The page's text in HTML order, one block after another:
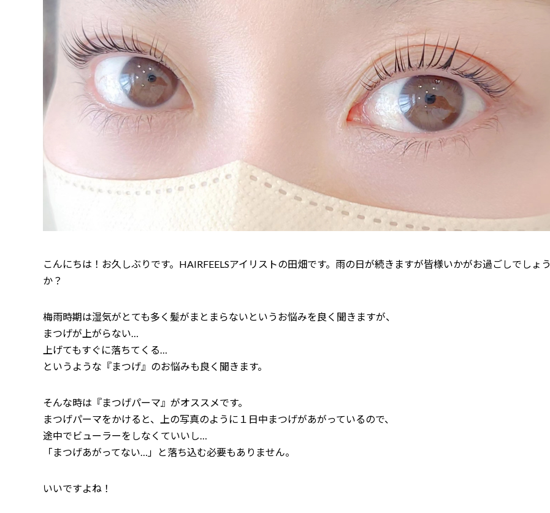
こんにちは！お久しぶりです。HAIRFEELSアイリストの田畑です。雨の日が続きますが皆様いかがお過ごしでしょう
か？
梅雨時期は湿気がとても多く髪がまとまらないというお悩みを良く聞きますが、
まつげが上がらない…
上げてもすぐに落ちてくる…
というような『まつげ』のお悩みも良く聞きます。
そんな時は『まつげパーマ』がオススメです。
まつげパーマをかけると、上の写真のように１日中まつげがあがっているので、
途中でビューラーをしなくていいし…
「まつげあがってない…」と落ち込む必要もありません。
いいですよね！